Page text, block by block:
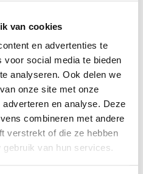
van cookies
en advertenties te
voor social media te bieden
analyseren. Ook delen we
onze site met onze
en analyse. Deze
combineren met andere
verstrekt of die ze hebben
van hun services.
VAN DE